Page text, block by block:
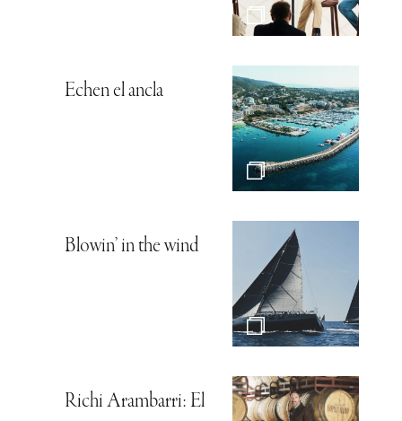
Echen el ancla
Blowin’ in the wind
Richi Arambarri: El